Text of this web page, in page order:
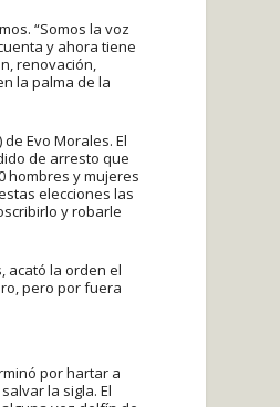
“Somos la voz
y ahora tiene
renovación,
la palma de la
Evo Morales. El
de arresto que
hombres y mujeres
elecciones las
y robarle
acató la orden el
pero por fuera
por hartar a
la sigla. El